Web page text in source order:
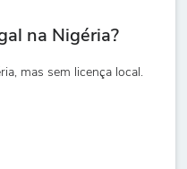
na Nigéria?
mas sem licença local.